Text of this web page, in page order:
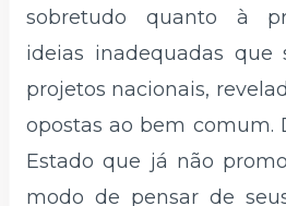
sobretudo quanto à
ideias inadequadas que
projetos nacionais,
opostas ao bem comum.
Estado que já não
modo de pensar de